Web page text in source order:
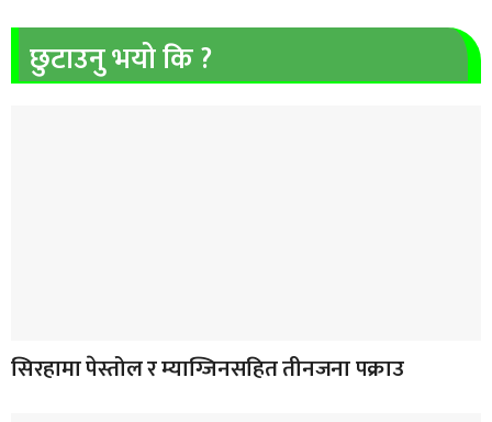
छुटाउनु भयो कि ?
सिरहामा पेस्तोल र म्याग्जिनसहित तीनजना पक्राउ